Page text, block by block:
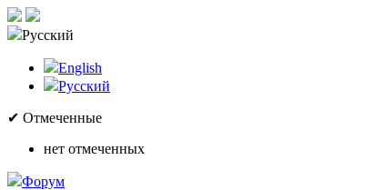
Русский
English
Русский
✔ Отмеченные
нет отмеченных
Форум